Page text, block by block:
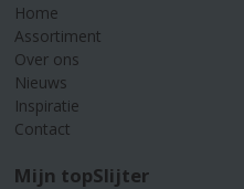
Home
Assortiment
Over ons
Nieuws
Inspiratie
Contact
Mijn topSlijter